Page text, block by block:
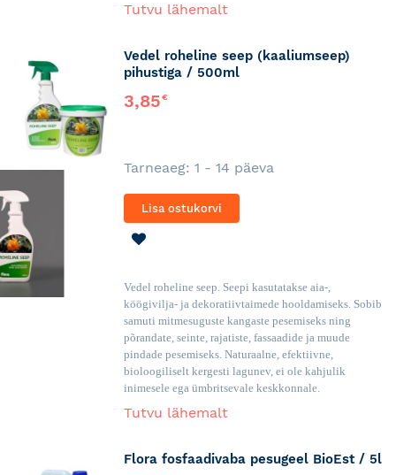
Tutvu lähemalt
Vedel roheline seep (kaaliumseep)
pihustiga / 500ml
3,85€
Tarneaeg: 1 - 14 päeva
Lisa ostukorvi
Vedel roheline seep. Seepi kasutatakse aia-,
köögivilja- ja dekoratiivtaimede hooldamiseks. Sobib
samuti mitmesuguste kangaste pesemiseks ning
põrandate, seinte, rajatiste, fassaadide ja muude
pindade pesemiseks. Naturaalne, efektiivne,
bioloogiliselt kergesti lagunev, ei ole kahjulik
inimesele ega ümbritsevale keskkonnale.
Tutvu lähemalt
Flora fosfaadivaba pesugeel BioEst / 5l